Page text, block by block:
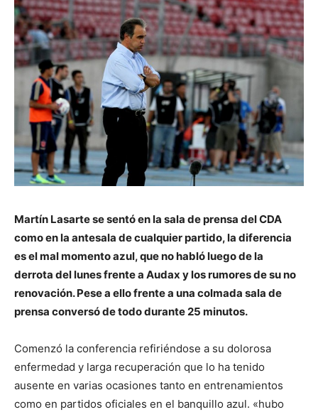
Martín Lasarte se sentó en la sala de prensa del CDA
como en la antesala de cualquier partido, la diferencia
es el mal momento azul, que no habló luego de la
derrota del lunes frente a Audax y los rumores de su no
renovación. Pese a ello frente a una colmada sala de
prensa conversó de todo durante 25 minutos.
Comenzó la conferencia refiriéndose a su dolorosa
enfermedad y larga recuperación que lo ha tenido
ausente en varias ocasiones tanto en entrenamientos
como en partidos oficiales en el banquillo azul. «hubo